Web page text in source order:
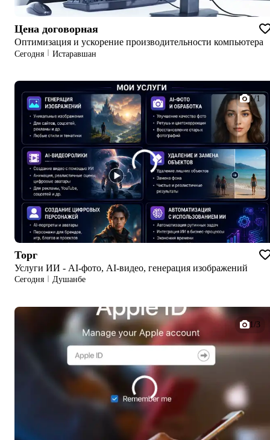
Цена договорная
Оптимизация и ускорение производительности компьютера
Сегодня Истаравшан
1/1
Торг
Услуги ИИ - AI-фото, AI-видео, генерация изображений
Сегодня Душанбе
1/3